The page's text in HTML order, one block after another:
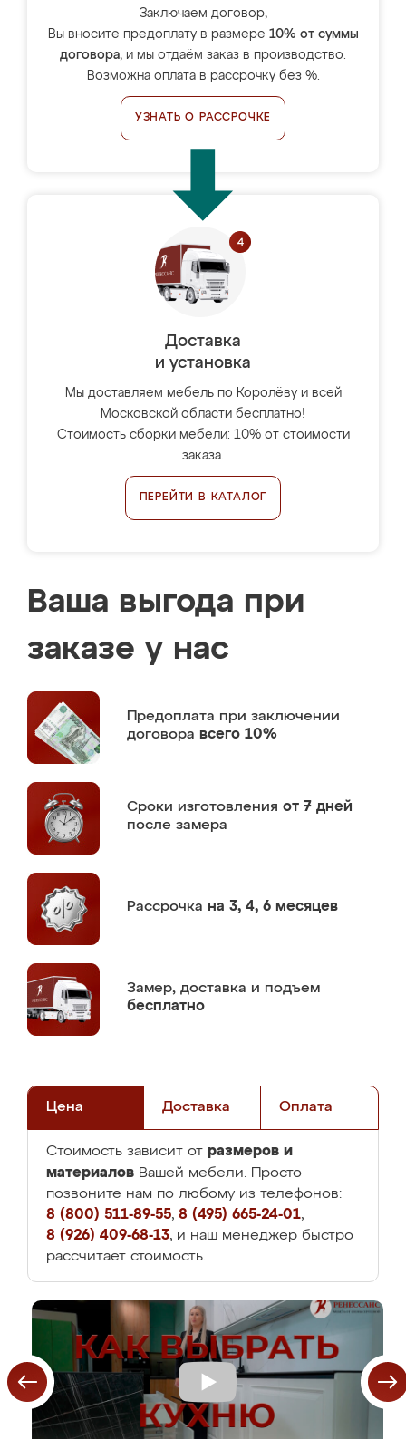
Заключаем договор,
Вы вносите предоплату в размере 10% от суммы
договора, и мы отдаём заказ в производство.
Возможна оплата в рассрочку без %.
УЗНАТЬ О РАССРОЧКЕ
Доставка
и установка
Мы доставляем мебель по Королёву и всей
Московской области бесплатно!
Стоимость сборки мебели: 10% от стоимости
заказа.
ПЕРЕЙТИ В КАТАЛОГ
Ваша выгода при
заказе у нас
Предоплата при заключении
договора всего 10%
Сроки изготовления от 7 дней
после замера
Рассрочка на 3, 4, 6 месяцев
Замер, доставка и подъем
бесплатно
Цена Доставка Оплата
Стоимость зависит от размеров и
материалов Вашей мебели. Просто
позвоните нам по любому из телефонов:
8 (800) 511-89-55, 8 (495) 665-24-01,
8 (926) 409-68-13, и наш менеджер быстро
рассчитает стоимость.